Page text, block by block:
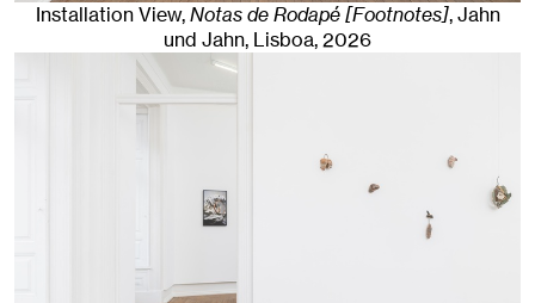
Installation View,Notas de Rodapé [Footnotes], Jahn
und Jahn, Lisboa, 2026